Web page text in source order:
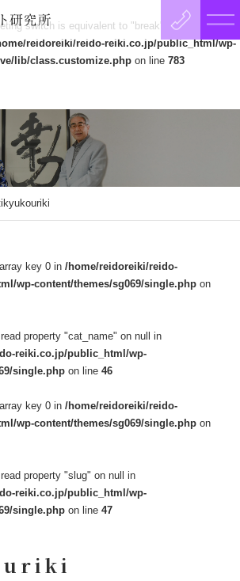
switch is equivalent to "break". Did you mean
reidoreiki/reido-reiki.co.jp/public_html/wp-
lib/class.customize.php on line 783
key 0 in/home/reidoreiki/reido-
wp-content/themes/sg069/single.php on
property "cat_name" on null in
reiki.co.jp/public_html/wp-
single.php on line46
key 0 in/home/reidoreiki/reido-
wp-content/themes/sg069/single.php on
property "slug" on null in
reiki.co.jp/public_html/wp-
single.php on line47